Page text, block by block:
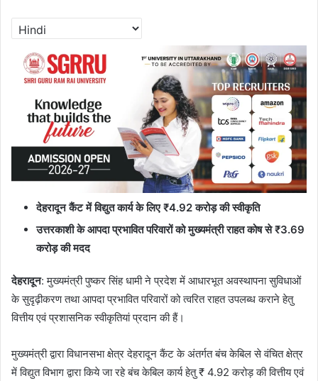
देहरादून कैंट में विद्युत कार्य के लिए₹4.92करोड़ की स्वीकृति
उत्तरकाशी के आपदा प्रभावित परिवारों को मुख्यमंत्री राहत कोष से₹3.69
करोड़ की मदद
देहरादून: मुख्यमंत्री पुष्कर सिंह धामी ने प्रदेश में आधारभूत अवस्थापना सुविधाओं
के सुदृढ़ीकरण तथा आपदा प्रभावित परिवारों को त्वरित राहत उपलब्ध कराने हेतु
वित्तीय एवं प्रशासनिक स्वीकृतियां प्रदान की हैं।
मुख्यमंत्री द्वारा विधानसभा क्षेत्र देहरादून कैंट के अंतर्गत बंच केबिल से वंचित क्षेत्र
में विद्युत विभाग द्वारा किये जा रहे बंच केबिल कार्य हेतु ₹ 4.92 करोड़ की वित्तीय एवं